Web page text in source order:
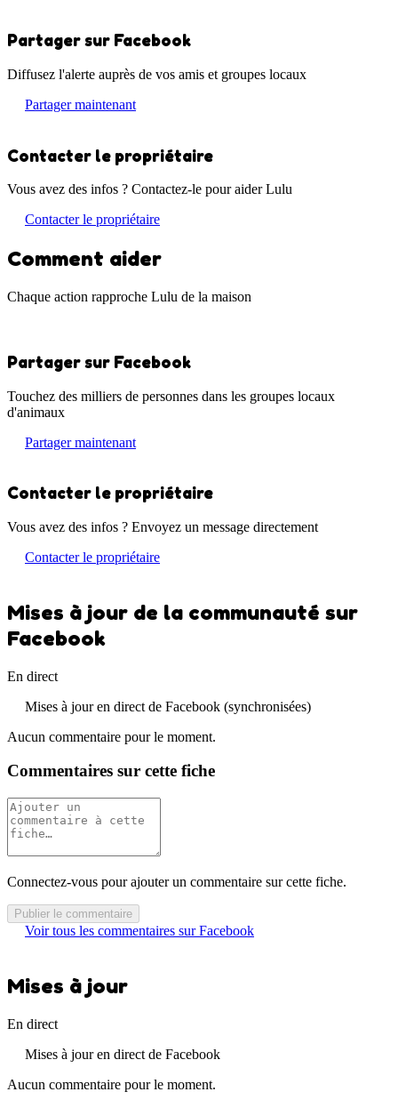
Partager sur Facebook
Diffusez l'alerte auprès de vos amis et groupes locaux
Partager maintenant
Contacter le propriétaire
Vous avez des infos ? Contactez-le pour aider Lulu
Contacter le propriétaire
Comment aider
Chaque action rapproche Lulu de la maison
Partager sur Facebook
Touchez des milliers de personnes dans les groupes locaux
d'animaux
Partager maintenant
Contacter le propriétaire
Vous avez des infos ? Envoyez un message directement
Contacter le propriétaire
Mises à jour de la communauté sur
Facebook
En direct
Mises à jour en direct de Facebook (synchronisées)
Aucun commentaire pour le moment.
Commentaires sur cette fiche
Connectez-vous pour ajouter un commentaire sur cette fiche.
Publier le commentaire
Voir tous les commentaires sur Facebook
Mises à jour
En direct
Mises à jour en direct de Facebook
Aucun commentaire pour le moment.